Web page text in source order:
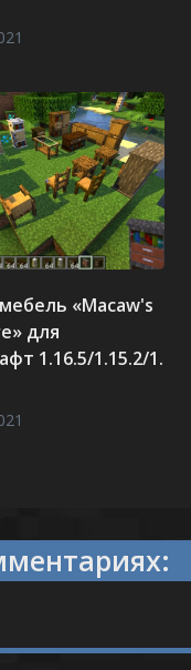
«Macaw's
для
1.16.5/1.15.2/1.